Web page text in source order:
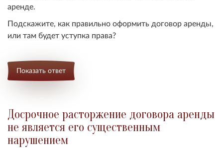
аренде.
Подскажите, как правильно оформить договор аренды,
или там будет уступка права?
Показать ответ
Досрочное расторжение договора аренды
не является его существенным
нарушением